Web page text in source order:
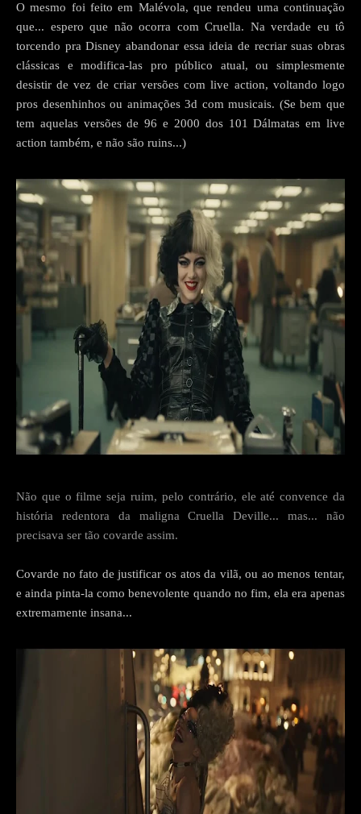
O mesmo foi feito em Malévola, que rendeu uma continuação
que... espero que não ocorra com Cruella. Na verdade eu tô
torcendo pra Disney abandonar essa ideia de recriar suas obras
clássicas e modifica-las pro público atual, ou simplesmente
desistir de vez de criar versões com live action, voltando logo
pros desenhinhos ou animações 3d com musicais. (Se bem que
tem aquelas versões de 96 e 2000 dos 101 Dálmatas em live
action também, e não são ruins...)
Não que o filme seja ruim, pelo contrário, ele até convence da
história redentora da maligna Cruella Deville... mas... não
precisava ser tão covarde assim.
Covarde no fato de justificar os atos da vilã, ou ao menos tentar,
e ainda pinta-la como benevolente quando no fim, ela era apenas
extremamente insana...